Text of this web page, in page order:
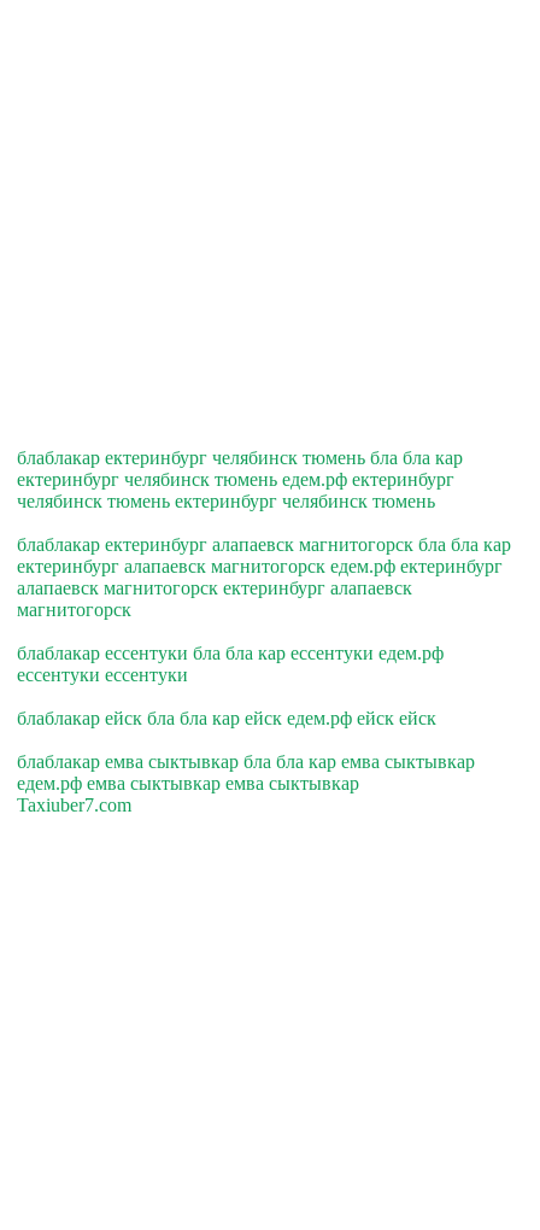
блаблакар ектеринбург челябинск тюмень бла бла кар
ектеринбург челябинск тюмень едем.рф ектеринбург
челябинск тюмень ектеринбург челябинск тюмень
блаблакар ектеринбург алапаевск магнитогорск бла бла кар
ектеринбург алапаевск магнитогорск едем.рф ектеринбург
алапаевск магнитогорск ектеринбург алапаевск
магнитогорск
блаблакар ессентуки бла бла кар ессентуки едем.рф
ессентуки ессентуки
блаблакар ейск бла бла кар ейск едем.рф ейск ейск
блаблакар емва сыктывкар бла бла кар емва сыктывкар
едем.рф емва сыктывкар емва сыктывкар
Taxiuber7.com